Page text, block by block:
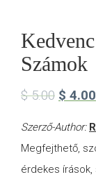
USSzámok
$5.00 $ 4.00
Szerző-Author:
Megfejthető,
érdekes